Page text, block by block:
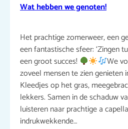
Wat hebben we genoten!
Het prachtige zomerweer, een
een fantastische sfeer: ‘Zingen
een groot succes!
We
zoveel mensen te zien genieten
Kleedjes op het gras,
lekkers. Samen in de schaduw
luisteren naar prachtige a
indrukwekkende…